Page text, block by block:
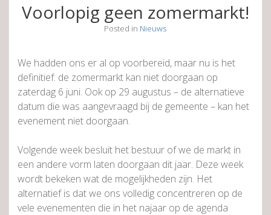
Voorlopig geen zomermarkt!
Posted in Nieuws
We hadden ons er al op voorbereid, maar nu is het
definitief: de zomermarkt kan niet doorgaan op
zaterdag 6 juni. Ook op 29 augustus – de alternatieve
datum die was aangevraagd bij de gemeente – kan het
evenement niet doorgaan.
Volgende week besluit het bestuur of we de markt in
een andere vorm laten doorgaan dit jaar. Deze week
wordt bekeken wat de mogelijkheden zijn. Het
alternatief is dat we ons volledig concentreren op de
vele evenementen die in het najaar op de agenda